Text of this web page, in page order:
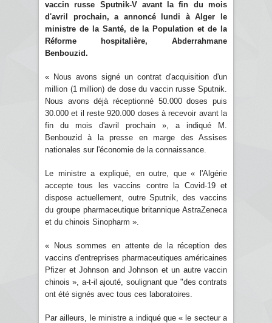
vaccin russe Sputnik-V avant la fin du mois
d'avril prochain, a annoncé lundi à Alger le
ministre de la Santé, de la Population et de la
Réforme hospitalière, Abderrahmane
Benbouzid.
« Nous avons signé un contrat d'acquisition d'un
million (1 million) de dose du vaccin russe Sputnik.
Nous avons déjà réceptionné 50.000 doses puis
30.000 et il reste 920.000 doses à recevoir avant la
fin du mois d'avril prochain », a indiqué M.
Benbouzid à la presse en marge des Assises
nationales sur l'économie de la connaissance.
Le ministre a expliqué, en outre, que « l'Algérie
accepte tous les vaccins contre la Covid-19 et
dispose actuellement, outre Sputnik, des vaccins
du groupe pharmaceutique britannique AstraZeneca
et du chinois Sinopharm ».
« Nous sommes en attente de la réception des
vaccins d'entreprises pharmaceutiques américaines
Pfizer et Johnson and Johnson et un autre vaccin
chinois », a-t-il ajouté, soulignant que "des contrats
ont été signés avec tous ces laboratoires.
Par ailleurs, le ministre a indiqué que « le secteur a